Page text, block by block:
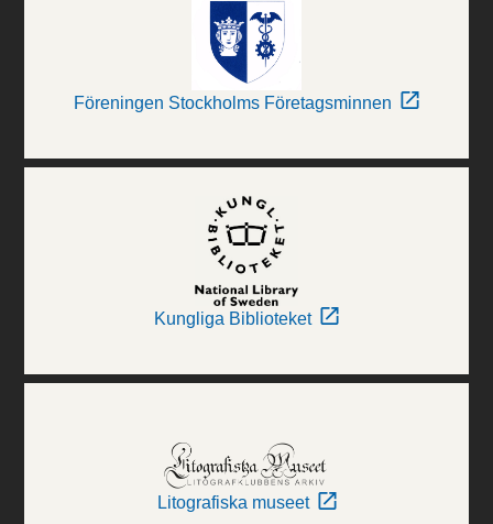
Föreningen Stockholms Företagsminnen
Kungliga Biblioteket
Litografiska museet